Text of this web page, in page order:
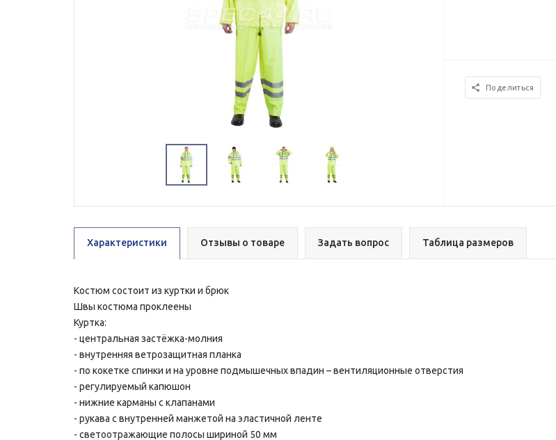
Поделиться
Характеристики Отзывы о товаре Задать вопрос Таблица размеров
Костюм состоит из куртки и брюк
Швы костюма проклеены
Куртка:
- центральная застёжка-молния
- внутренняя ветрозащитная планка
- по кокетке спинки и на уровне подмышечных впадин – вентиляционные отверстия
- регулируемый капюшон
- нижние карманы с клапанами
- рукава с внутренней манжетой на эластичной ленте
- светоотражающие полосы шириной 50 мм